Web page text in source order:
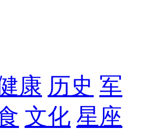
康 历史 军
文化 星座